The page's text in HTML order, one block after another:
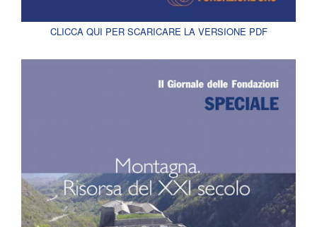
CLICCA QUI PER SCARICARE LA VERSIONE PDF